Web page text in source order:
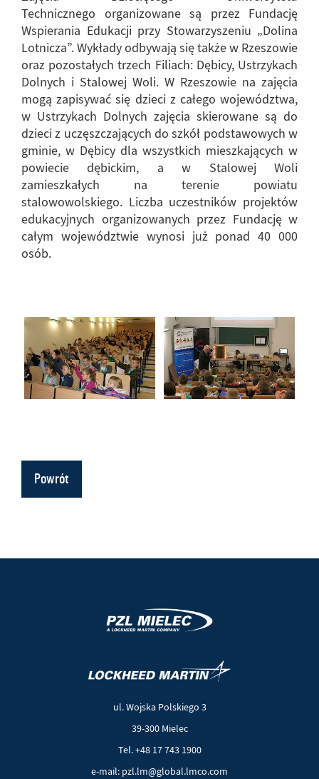
strony)
Technicznego organizowane są przez Fundację
Wspierania Edukacji przy Stowarzyszeniu „Dolina
Lotnicza”. Wykłady odbywają się także w Rzeszowie
oraz pozostałych trzech Filiach: Dębicy, Ustrzykach
Dolnych i Stalowej Woli. W Rzeszowie na zajęcia
mogą zapisywać się dzieci z całego województwa,
w Ustrzykach Dolnych zajęcia skierowane są do
dzieci z uczęszczających do szkół podstawowych w
gminie, w Dębicy dla wszystkich mieszkających w
powiecie dębickim, a w Stalowej Woli
zamieszkałych na terenie powiatu
stalowowolskiego. Liczba uczestników projektów
edukacyjnych organizowanych przez Fundację w
całym województwie wynosi już ponad 40 000
osób.
Powrót
ul. Wojska Polskiego 3
39-300 Mielec
Tel. +48 17 743 1900
e-mail: pzl.lm@global.lmco.com